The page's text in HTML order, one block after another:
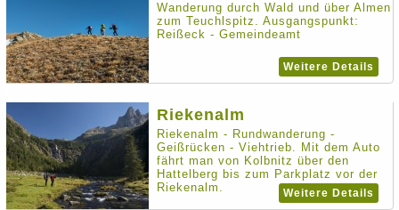
Wanderung durch Wald und über Almen
zum Teuchlspitz. Ausgangspunkt:
Reißeck - Gemeindeamt
Weitere Details
Riekenalm
Riekenalm - Rundwanderung -
Geißrücken - Viehtrieb. Mit dem Auto
fährt man von Kolbnitz über den
Hattelberg bis zum Parkplatz vor der
Riekenalm.
Weitere Details